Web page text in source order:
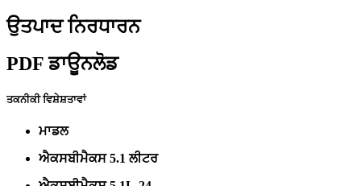
ਉਤਪਾਦ ਨਿਰਧਾਰਨ
PDF ਡਾਊਨਲੋਡ
ਤਕਨੀਕੀ ਵਿਸ਼ੇਸ਼ਤਾਵਾਂ
ਮਾਡਲ
ਐਕਸਬੀਮੈਕਸ 5.1 ਲੀਟਰ